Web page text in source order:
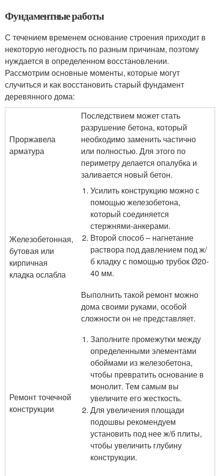
Фундаментные работы
С течением временем основание строения приходит в
некоторую негодность по разным причинам, поэтому
нуждается в определенном восстановлении.
Рассмотрим основные моменты, которые могут
случиться и как восстановить старый фундамент
деревянного дома:
Проржавела
арматура
Последствием может стать
разрушение бетона, который
необходимо заменить частично
или полностью. Для этого по
периметру делается опалубка и
заливается новый бетон.
Железобетонная,
бутовая или
кирпичная
кладка ослабла
Усилить конструкцию можно с
помощью железобетона,
который соединяется
стержнями-анкерами.
Второй способ – нагнетание
раствора под давлением под ж/
б кладку с помощью трубок Ø20-
40 мм.
Выполнить такой ремонт можно
дома своими руками, особой
сложности он не представляет.
Ремонт точечной
конструкции
Заполните промежутки между
определенными элементами
обоймами из железобетона,
чтобы превратить основание в
монолит. Тем самым вы
увеличите его жесткость.
Для увеличения площади
подошвы рекомендуем
установить под нее ж/б плиты,
чтобы увеличить глубину
конструкции.